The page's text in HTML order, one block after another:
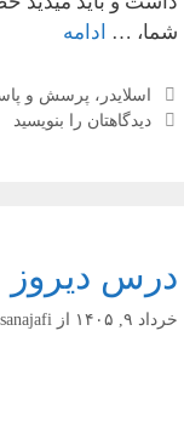
شما، …
ادامه
دسته‌ها
اسلایدر ، پرسش و
دیدگاهتان را بنویسید
درس دیروز
خرداد ۹, ۱۴۰۵ از